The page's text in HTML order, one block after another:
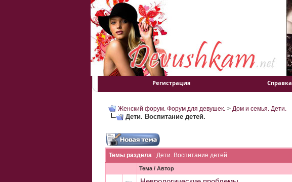
Регистрация Справка
Женский форум. Форум для девушек. > Дом и семья. Дети.
Дети. Воспитание детей.
Темы раздела : Дети. Воспитание детей.
Тема / Автор